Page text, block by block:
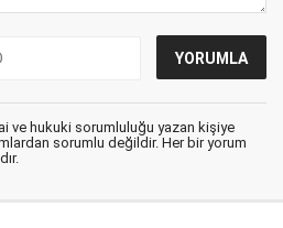
ve hukuki sorumluluğu yazan kişiye
sorumlu değildir. Her bir yorum